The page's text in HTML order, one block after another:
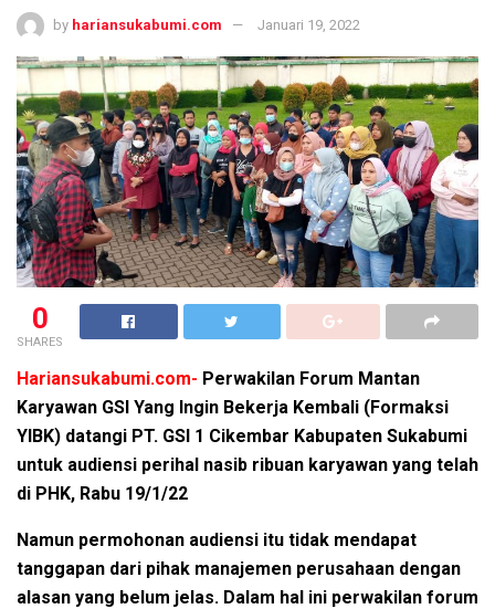
by hariansukabumi.com Januari 19, 2022
0
SHARES
Hariansukabumi.com- Perwakilan Forum Mantan
Karyawan GSI Yang Ingin Bekerja Kembali (Formaksi
YIBK) datangi PT. GSI 1 Cikembar Kabupaten Sukabumi
untuk audiensi perihal nasib ribuan karyawan yang telah
di PHK, Rabu 19/1/22
Namun permohonan audiensi itu tidak mendapat
tanggapan dari pihak manajemen perusahaan dengan
alasan yang belum jelas. Dalam hal ini perwakilan forum